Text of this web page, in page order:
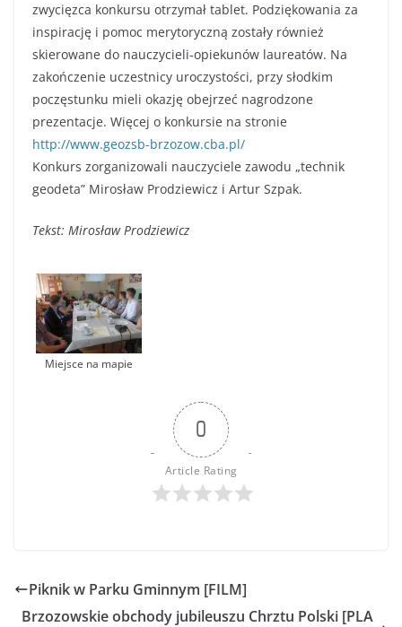
zwycięzca konkursu otrzymał tablet. Podziękowania za
inspirację i pomoc merytoryczną zostały również
skierowane do nauczycieli-opiekunów laureatów. Na
zakończenie uczestnicy uroczystości, przy słodkim
poczęstunku mieli okazję obejrzeć nagrodzone
prezentacje. Więcej o konkursie na stronie
http://www.geozsb-brzozow.cba.pl/
Konkurs zorganizowali nauczyciele zawodu „technik
geodeta” Mirosław Prodziewicz i Artur Szpak.
Tekst: Mirosław Prodziewicz
Miejsce na mapie
0
Article Rating
Piknik w Parku Gminnym [FILM]
Brzozowskie obchody jubileuszu Chrztu Polski [PLA